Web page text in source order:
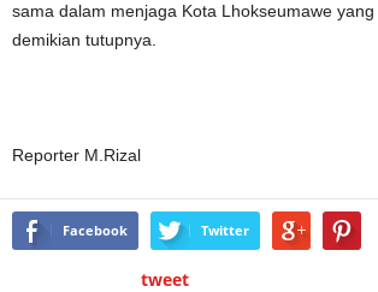
sama dalam menjaga Kota Lhokseumawe yang
demikian tutupnya.
Reporter M.Rizal
Facebook Twitter
tweet